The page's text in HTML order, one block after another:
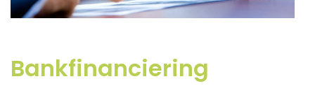
Bankfinanciering